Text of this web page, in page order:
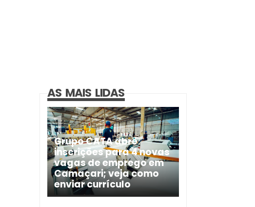
AS MAIS LIDAS
Grupo CATA abre
inscrições para 4 novas
vagas de emprego em
Camaçari; veja como
enviar currículo